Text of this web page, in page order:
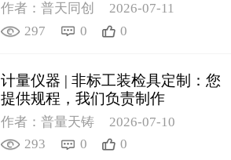
作者：普天同创
2026-07-11
297
0 0
计量仪器 | 非标工装检具定制：您
提供规程，我们负责制作
作者：普量天铸
2026-07-10
293
0 0